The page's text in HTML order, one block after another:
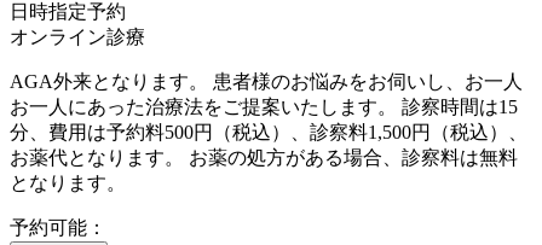
日時指定予約
オンライン診療
AGA外来となります。 患者様のお悩みをお伺いし、お一人
お一人にあった治療法をご提案いたします。 診察時間は15
分、費用は予約料500円（税込）、診察料1,500円（税込）、
お薬代となります。 お薬の処方がある場合、診察料は無料
となります。
予約可能：